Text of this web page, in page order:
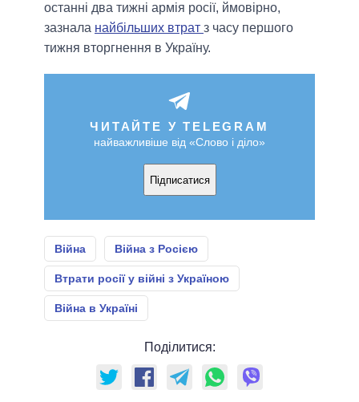
останні два тижні армія росії, ймовірно,
зазнала найбільших втрат з часу першого
тижня вторгнення в Україну.
ЧИТАЙТЕ У TELEGRAM
найважливіше від «Слово і діло»
Підписатися
Війна Війна з Росією
Втрати росії у війні з Україною
Війна в Україні
Поділитися: